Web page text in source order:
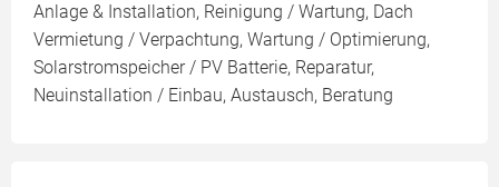
Anlage & Installation, Reinigung / Wartung, Dach
Vermietung / Verpachtung, Wartung / Optimierung,
Solarstromspeicher / PV Batterie, Reparatur,
Neuinstallation / Einbau, Austausch, Beratung